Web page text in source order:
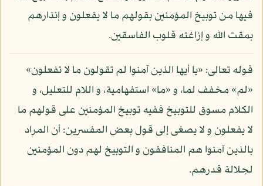
فيها من توبيخ المؤمنين بقولهم ما لا يفعلون و إنذارهم
بمقت الله و إزاغته قلوب الفاسقين.
قوله تعالى: «يا أيها الذين آمنوا لم تقولون ما لا تفعلون»
«لم» مخفف لما، و «ما» استفهامية، و اللام للتعليل، و
الكلام مسوق للتوبيخ ففيه توبيخ المؤمنين على قولهم ما
لا يفعلون و لا يصغى إلى قول بعض المفسرين: أن المراد
بالذين آمنوا هم المنافقون و التوبيخ لهم دون المؤمنين
لجلالة قدرهم.